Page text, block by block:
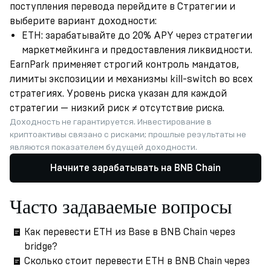
поступления перевода перейдите в Стратегии и
выберите вариант доходности:
ETH: зарабатывайте до 20% APY через стратегии
маркетмейкинга и предоставления ликвидности.
EarnPark применяет строгий контроль мандатов,
лимиты экспозиции и механизмы kill-switch во всех
стратегиях. Уровень риска указан для каждой
стратегии — низкий риск ≠ отсутствие риска.
Доходность не гарантируется. Инвестирование в
криптоактивы связано с рисками; прошлые результаты не
являются показателем будущей доходности.
Начните зарабатывать на BNB Chain
Часто задаваемые вопросы
Как перевести ETH из Base в BNB Chain через
bridge?
Сколько стоит перевести ETH в BNB Chain через